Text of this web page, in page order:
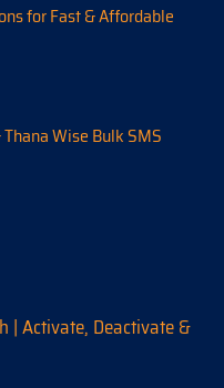
for Fast & Affordable
Wise Bulk SMS
| Activate, Deactivate &